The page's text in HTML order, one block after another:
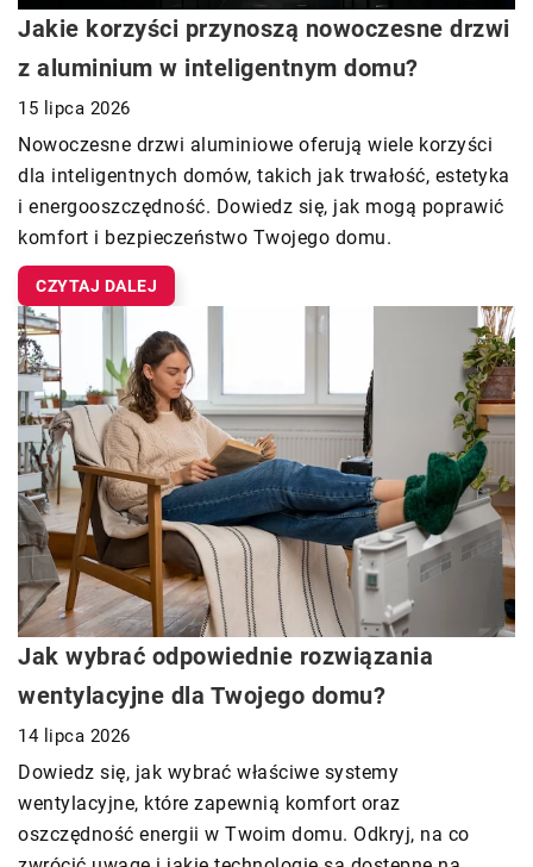
Jakie korzyści przynoszą nowoczesne drzwi
z aluminium w inteligentnym domu?
15 lipca 2026
Nowoczesne drzwi aluminiowe oferują wiele korzyści
dla inteligentnych domów, takich jak trwałość, estetyka
i energooszczędność. Dowiedz się, jak mogą poprawić
komfort i bezpieczeństwo Twojego domu.
CZYTAJ DALEJ
Jak wybrać odpowiednie rozwiązania
wentylacyjne dla Twojego domu?
14 lipca 2026
Dowiedz się, jak wybrać właściwe systemy
wentylacyjne, które zapewnią komfort oraz
oszczędność energii w Twoim domu. Odkryj, na co